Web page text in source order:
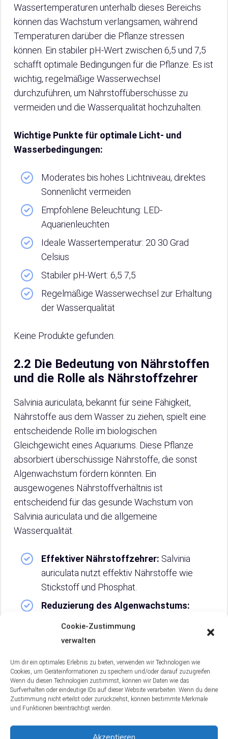
Cookie-Zustimmung
verwalten
Um dir ein optimales Erlebnis zu bieten, verwenden wir Technologien wie
Cookies, um Geräteinformationen zu speichern und/oder darauf zuzugreifen.
Wenn du diesen Technologien zustimmst, können wir Daten wie das
Surfverhalten oder eindeutige IDs auf dieser Website verarbeiten. Wenn du deine
Zustimmung nicht erteilst oder zurückziehst, können bestimmte Merkmale
und Funktionen beeinträchtigt werden.
Akzeptieren
Wassertemperaturen unterhalb dieses Bereichs
können das Wachstum verlangsamen, während
Temperaturen darüber die Pflanze stressen
können. Ein stabiler pH-Wert zwischen 6,5 und 7,5
schafft optimale Bedingungen für die Pflanze. Es ist
wichtig, regelmäßige Wasserwechsel
durchzuführen, um Nährstoffüberschüsse zu
vermeiden und die Wasserqualität hochzuhalten.
Wichtige Punkte für optimale Licht- und
Wasserbedingungen:
Moderates bis hohes Lichtniveau, direktes
Sonnenlicht vermeiden
Empfohlene Beleuchtung: LED-
Aquarienleuchten
Ideale Wassertemperatur: 20 30 Grad
Celsius
Stabiler pH-Wert: 6,5 7,5
Regelmäßige Wasserwechsel zur Erhaltung
der Wasserqualität
Keine Produkte gefunden.
2.2 Die Bedeutung von Nährstoffen
und die Rolle als Nährstoffzehrer
Salvinia auriculata, bekannt für seine Fähigkeit,
Nährstoffe aus dem Wasser zu ziehen, spielt eine
entscheidende Rolle im biologischen
Gleichgewicht eines Aquariums. Diese Pflanze
absorbiert überschüssige Nährstoffe, die sonst
Algenwachstum fördern könnten. Ein
ausgewogenes Nährstoffverhältnis ist
entscheidend für das gesunde Wachstum von
Salvinia auriculata und die allgemeine
Wasserqualität.
Effektiver Nährstoffzehrer: Salvinia
auriculata nutzt effektiv Nährstoffe wie
Stickstoff und Phosphat.
Reduzierung des Algenwachstums:
Nährstoffe trägt die Pflanze zur
Wichtigkeit eines
Nährstoffgleichgewichts:Ein
ausgewogenes Verhältnis von Nährstoffen
ist entscheidend für die Gesundheit der
Pflanze und des Aquariums.